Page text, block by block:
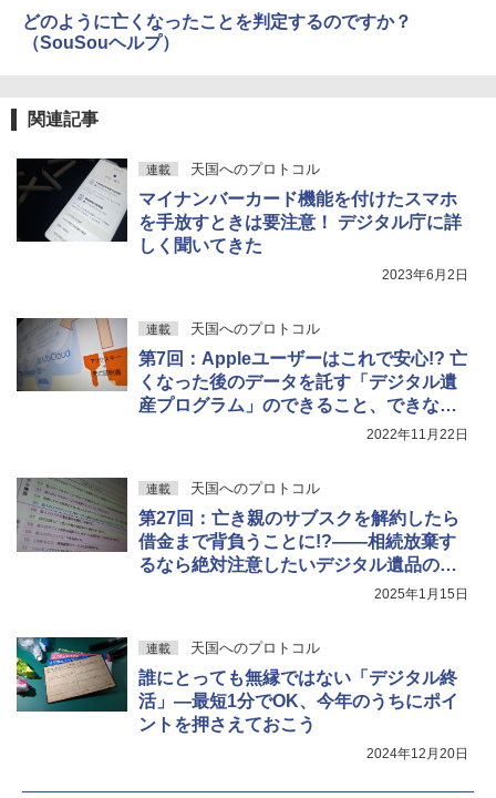
どのように亡くなったことを判定するのですか？
（SouSouヘルプ）
関連記事
連載 天国へのプロトコル
マイナンバーカード機能を付けたスマホ
を手放すときは要注意！ デジタル庁に詳
しく聞いてきた
2023年6月2日
連載 天国へのプロトコル
第7回：Appleユーザーはこれで安心!? 亡
くなった後のデータを託す「デジタル遺
産プログラム」のできること、できない
2022年11月22日
連載 天国へのプロトコル
第27回：亡き親のサブスクを解約したら
借金まで背負うことに!?――相続放棄す
るなら絶対注意したいデジタル遺品のこ
2025年1月15日
連載 天国へのプロトコル
誰にとっても無縁ではない「デジタル終
活」―最短1分でOK、今年のうちにポイ
ントを押さえておこう
2024年12月20日